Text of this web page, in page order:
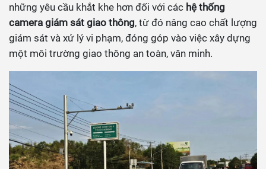
những yêu cầu khắt khe hơn đối với các hệ thống
camera giám sát giao thông, từ đó nâng cao chất lượng
giám sát và xử lý vi phạm, đóng góp vào việc xây dựng
một môi trường giao thông an toàn, văn minh.